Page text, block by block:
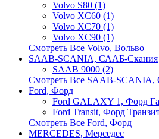
Volvo S80 (1)
Volvo XC60 (1)
Volvo XC70 (1)
Volvo XC90 (1)
Смотреть Все Volvo, Вольво
SAAB-SCANIA, СААБ-Скания
SAAB 9000 (2)
Смотреть Все SAAB-
Ford, Форд
Ford GALAXY 1, Форд
Ford Transit, Форд
Смотреть Все Ford, Форд
MERCEDES, Мерседес